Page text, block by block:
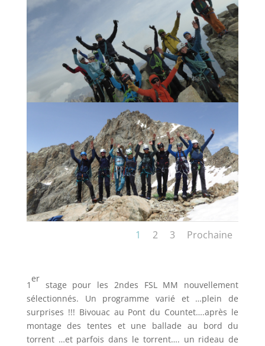
1 2 3 Prochaine
1
er
stage pour les 2ndes FSL MM nouvellement
sélectionnés. Un programme varié et …plein de
surprises !!! Bivouac au Pont du Countet….après le
montage des tentes et une ballade au bord du
torrent …et parfois dans le torrent…. un rideau de